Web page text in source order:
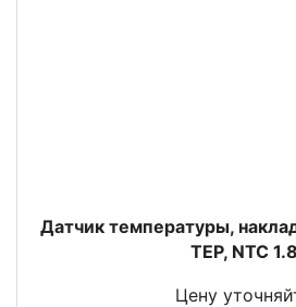
Датчик температуры,
TEP, NTC 1.8
Цену